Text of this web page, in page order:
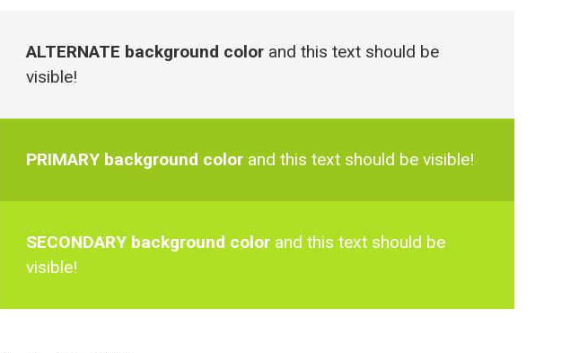
ALTERNATE background color and this text should be
visible!
PRIMARY background color and this text should be visible!
SECONDARY background color and this text should be
visible!